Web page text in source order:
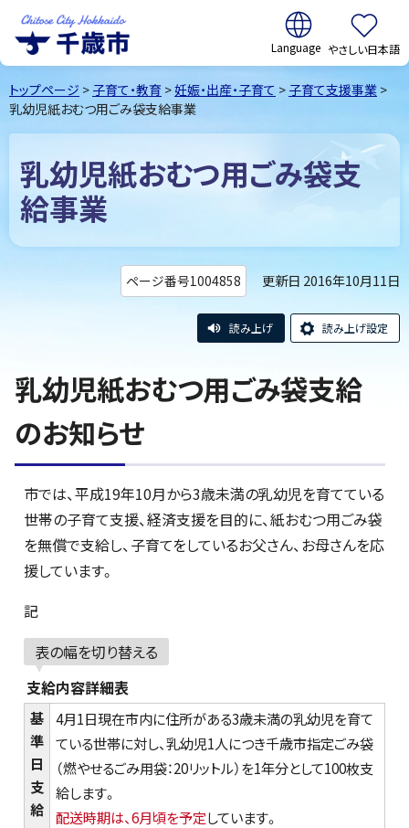
千歳市Chitose
City Hokkaido
翻訳:
やさしい日本語
トップページ > 子育て・教育 >妊娠・出産・子育て > 子育て支援事業 >
乳幼児紙おむつ用ごみ袋支給事業
乳幼児紙おむつ用ごみ袋支
給事業
ページ番号1004858 更新日 2016年10月11日
読み上げ 読み上げ設定
乳幼児紙おむつ用ごみ袋支給
のお知らせ
市では、平成19年10月から3歳未満の乳幼児を育てている
世帯の子育て支援、経済支援を目的に、紙おむつ用ごみ袋
を無償で支給し、子育てをしているお父さん、お母さんを応
援しています。
記
表の幅を切り替える
支給内容詳細表
基
準
日
支
給
4月1日現在市内に住所がある3歳未満の乳幼児を育て
ている世帯に対し、乳幼児1人につき千歳市指定ごみ袋
（燃やせるごみ用袋：20リットル）を1年分として100枚支
給します。
配送時期は、6月頃を予定しています。